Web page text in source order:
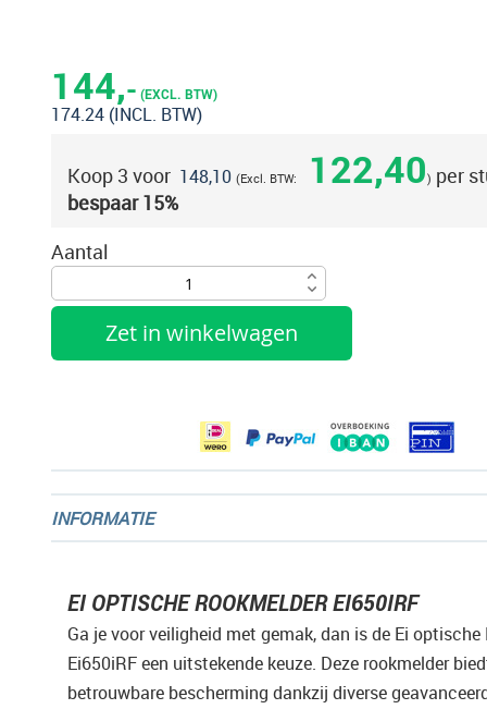
144,- (EXCL. BTW)
174.24 (INCL. BTW)
Koop 3 voor 148,10 122,40 per
bespaar15%
Aantal
Zet in winkelwagen
het
begin
van
afbeeldingen-
gallerij
INFORMATIE
EI OPTISCHE ROOKMELDER EI650IRF
Ga je voor veiligheid met gemak, dan is de Ei optische
Ei650iRF een uitstekende keuze. Deze rookmelder
betrouwbare bescherming dankzij diverse